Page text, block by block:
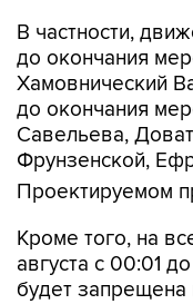
В частности,
до окончания
Хамовнический
до окончания
Савельева,
Фрунзенской,
Проектируемом
Кроме того, на
августа с 00:01
будет запрещена